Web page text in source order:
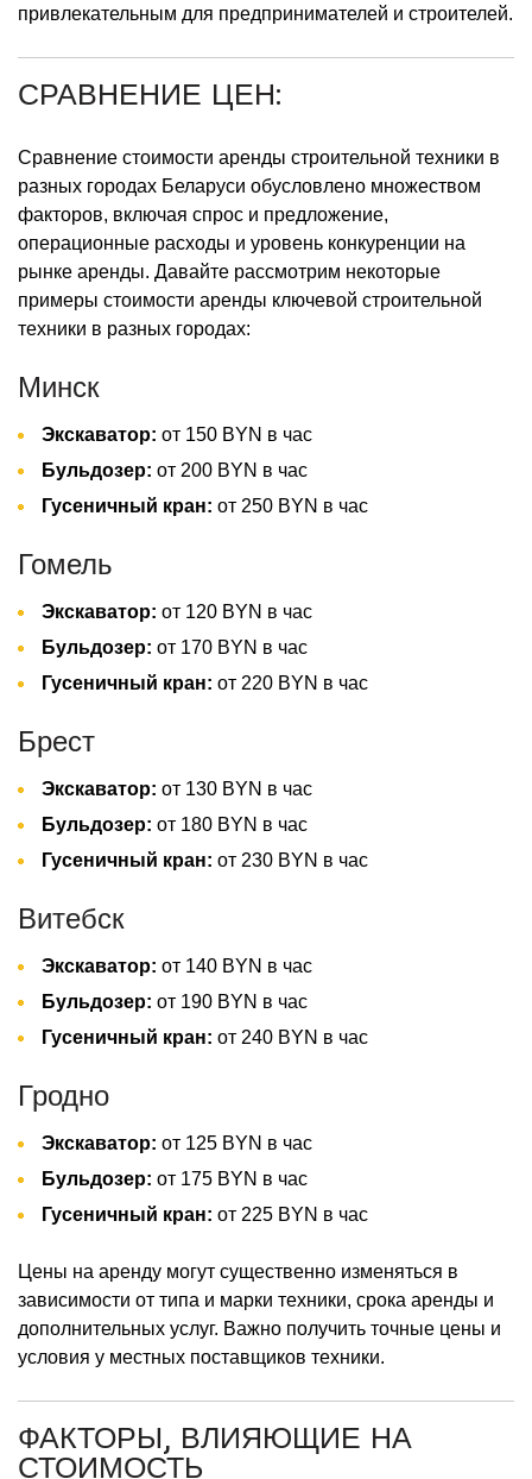
привлекательным для предпринимателей и строителей.
СРАВНЕНИЕ ЦЕН:
Сравнение стоимости аренды строительной техники в
разных городах Беларуси обусловлено множеством
факторов, включая спрос и предложение,
операционные расходы и уровень конкуренции на
рынке аренды. Давайте рассмотрим некоторые
примеры стоимости аренды ключевой строительной
техники в разных городах:
Минск
Экскаватор: от 150 BYN в час
Бульдозер: от 200 BYN в час
Гусеничный кран: от 250 BYN в час
Гомель
Экскаватор: от 120 BYN в час
Бульдозер: от 170 BYN в час
Гусеничный кран: от 220 BYN в час
Брест
Экскаватор: от 130 BYN в час
Бульдозер: от 180 BYN в час
Гусеничный кран: от 230 BYN в час
Витебск
Экскаватор: от 140 BYN в час
Бульдозер: от 190 BYN в час
Гусеничный кран: от 240 BYN в час
Гродно
Экскаватор: от 125 BYN в час
Бульдозер: от 175 BYN в час
Гусеничный кран: от 225 BYN в час
Цены на аренду могут существенно изменяться в
зависимости от типа и марки техники, срока аренды и
дополнительных услуг. Важно получить точные цены и
условия у местных поставщиков техники.
ФАКТОРЫ, ВЛИЯЮЩИЕ НА
СТОИМОСТЬ